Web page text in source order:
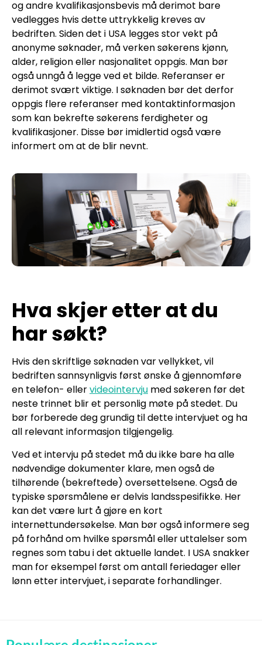
og andre kvalifikasjonsbevis må derimot bare
vedlegges hvis dette uttrykkelig kreves av
bedriften. Siden det i USA legges stor vekt på
anonyme søknader, må verken søkerens kjønn,
alder, religion eller nasjonalitet oppgis. Man bør
også unngå å legge ved et bilde. Referanser er
derimot svært viktige. I søknaden bør det derfor
oppgis flere referanser med kontaktinformasjon
som kan bekrefte søkerens ferdigheter og
kvalifikasjoner. Disse bør imidlertid også være
informert om at de blir nevnt.
Hva skjer etter at du
har søkt?
Hvis den skriftlige søknaden var vellykket, vil
bedriften sannsynligvis først ønske å gjennomføre
en telefon- ellervideointervju med søkeren før det
neste trinnet blir et personlig møte på stedet. Du
bør forberede deg grundig til dette intervjuet og ha
all relevant informasjon tilgjengelig.
Ved et intervju på stedet må du ikke bare ha alle
nødvendige dokumenter klare, men også de
tilhørende (bekreftede) oversettelsene. Også de
typiske spørsmålene er delvis landsspesifikke. Her
kan det være lurt å gjøre en kort
internettundersøkelse. Man bør også informere seg
på forhånd om hvilke spørsmål eller uttalelser som
regnes som tabu i det aktuelle landet. I USA snakker
man for eksempel først om antall feriedager eller
lønn etter intervjuet, i separate forhandlinger.